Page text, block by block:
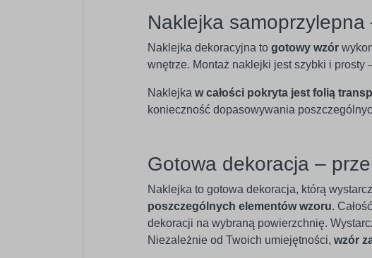
Naklejka
Naklejka dekoracyjna to gotowy wzór
wnętrze. Montaż naklejki jest szybki i prosty
Naklejka w całości pokryta jest folią
konieczność dopasowywania
Gotowa dekoracja –
Naklejka to gotowa dekoracja, którą
poszczególnych elementów wzoru.
dekoracji na wybraną powierzchnię.
Niezależnie od Twoich umiejętności, wzór